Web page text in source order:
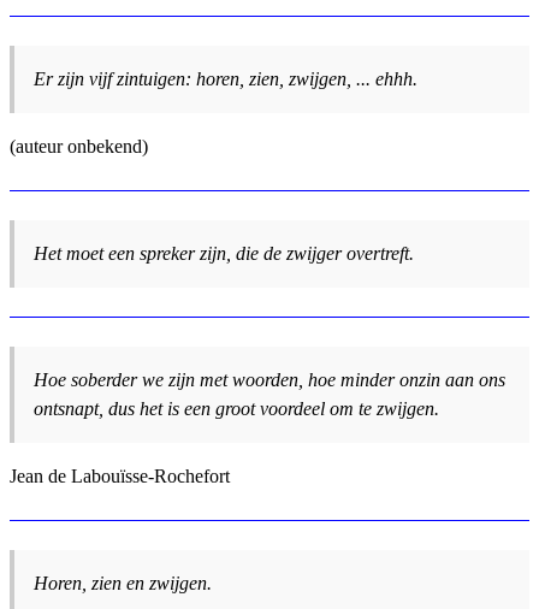
Er zijn vijf zintuigen: horen, zien, zwijgen, ... ehhh.
(auteur onbekend)
Het moet een spreker zijn, die de zwijger overtreft.
Hoe soberder we zijn met woorden, hoe minder onzin aan ons
ontsnapt, dus het is een groot voordeel om te zwijgen.
Jean de Labouïsse-Rochefort
Horen, zien en zwijgen.